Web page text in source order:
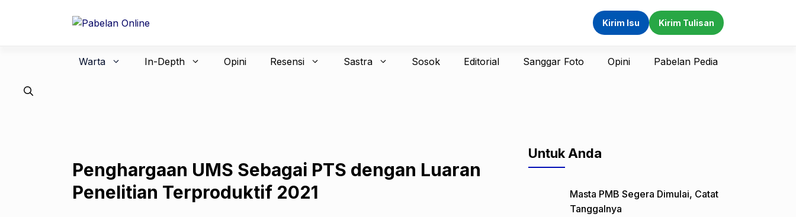
Kirim Isu Kirim Tulisan
Warta In-Depth Opini Resensi Sastra Sosok Editorial Sanggar Foto Opini Pabelan Pedia
Penghargaan UMS Sebagai PTS dengan Luaran
Penelitian Terproduktif 2021
Untuk Anda
Masta PMB Segera Dimulai, Catat
Tanggalnya